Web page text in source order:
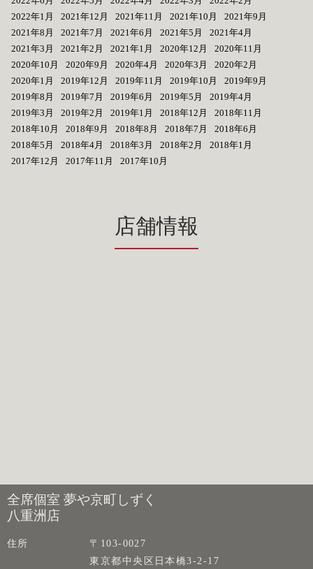
2022年1月
2021年12月 2021年11月 2021年10月
2021年9月
2021年8月
2021年7月 2021年6月 2021年5月
2021年4月
2021年3月
2021年2月 2021年1月 2020年12月
2020年11月
2020年10月
2020年9月 2020年4月 2020年3月
2020年2月
2020年1月
2019年12月 2019年11月 2019年10月
2019年9月
2019年8月
2019年7月 2019年6月 2019年5月
2019年4月
2019年3月
2019年2月 2019年1月 2018年12月
2018年11月
2018年10月
2018年9月 2018年8月 2018年7月
2018年6月
2018年5月
2018年4月 2018年3月 2018年2月
2018年1月
2017年12月
2017年11月 2017年10月
店舗情報
全席個室 夢や京町しずく
八重洲店
住所
〒103-0027
東京都中央区日本橋3-2-17